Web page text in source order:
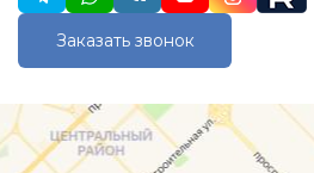
Заказать звонок